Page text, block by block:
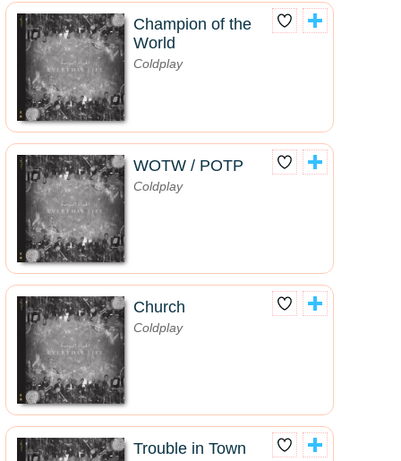
Champion of the
World
Coldplay
WOTW / POTP
Coldplay
Church
Coldplay
Trouble in Town